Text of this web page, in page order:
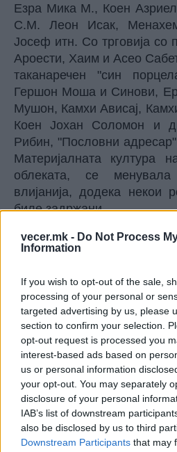
vecer.mk - Do Not Process
Information
If you wish to opt-out of the sale,
processing of your personal or
targeted advertising by us, please
section to confirm your selection.
opt-out request is processed you
interest-based ads based on
us or personal information
your opt-out. You may separately
disclosure of your personal
IAB’s list of downstream
also be disclosed by us to third
Downstream Participants that may
Езра Мика М., Коен
С.М. Леон Исак,
Јосеф итн. Со трговија со
Ароести, Хаим и Асео
таканаречен "син
Гершон Моша и Синови,
Мушон, Камхи Ависај,
Коен Јохан Соломон и
Рибин, "Пословни
Материјалната култура
облеката, се
влијанија, додека некои
биле задржани.
За време на турското
било забрането носење на
фесот, тулбенот и
мажите- Евреи била "чита"
без која тие на смееле
Господ". Евреите
Германија, како
во Скопје (поголемиот
потекнуваат од
облеката на Средна и
Вербер, " Увод у јеврејску
118-119)
Денес во куќата на